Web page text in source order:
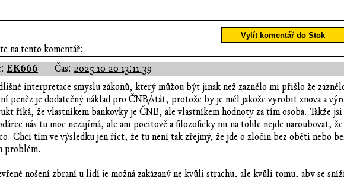
Vylít komentář do Stok
na tento komentář:
EK666 Čas: 2025-10-20 13:11:39
interpretace smyslu zákonů, který můžou být jinak než zaznělo mi přišlo že
peněz je dodatečný náklad pro ČNB/stát, protože by je měl jakože vyrobit znova a
říká, že vlastníkem bankovky je ČNB, ale vlastníkem hodnoty za tím osoba. Takže
nás tu moc nezajímá, ale ani pocitově a filozoficky mi na tohle nejde naroubovat,
Chci tím ve výsledku jen říct, že tu není tak zřejmý, že jde o zločin bez oběti nebo
problém.
nošení zbraní u lidí je možná zakázaný ne kvůli strachu, ale kvůli tomu, aby se